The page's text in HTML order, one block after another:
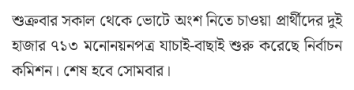
শুক্রবার সকাল থেকে ভোটে অংশ নিতে চাওয়া প্রার্থীদের দুই
হাজার ৭১৩ মনোনয়নপত্র যাচাই-বাছাই শুরু করেছে নির্বাচন
কমিশন। শেষ হবে সোমবার।